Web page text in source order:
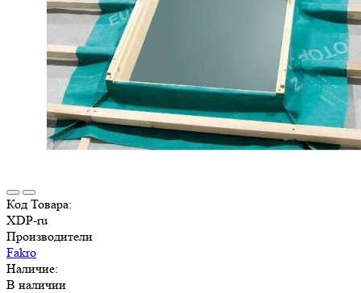
Код Товара:
XDP-ru
Производители
Fakro
Наличие:
В наличии